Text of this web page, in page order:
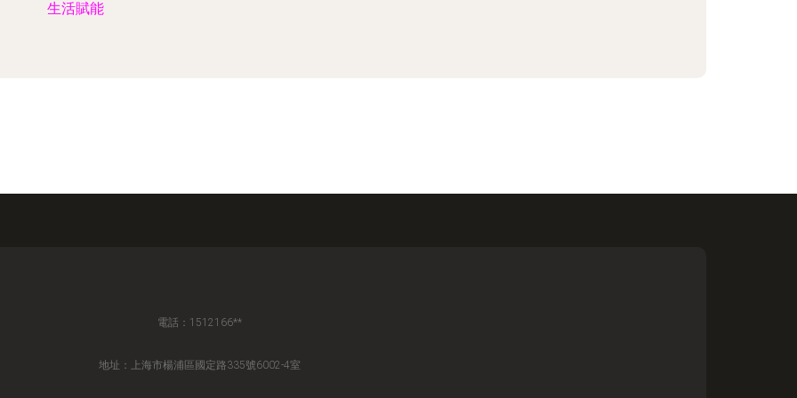
生活賦能
電話：1512166**
地址：上海市楊浦區國定路335號6002-4室